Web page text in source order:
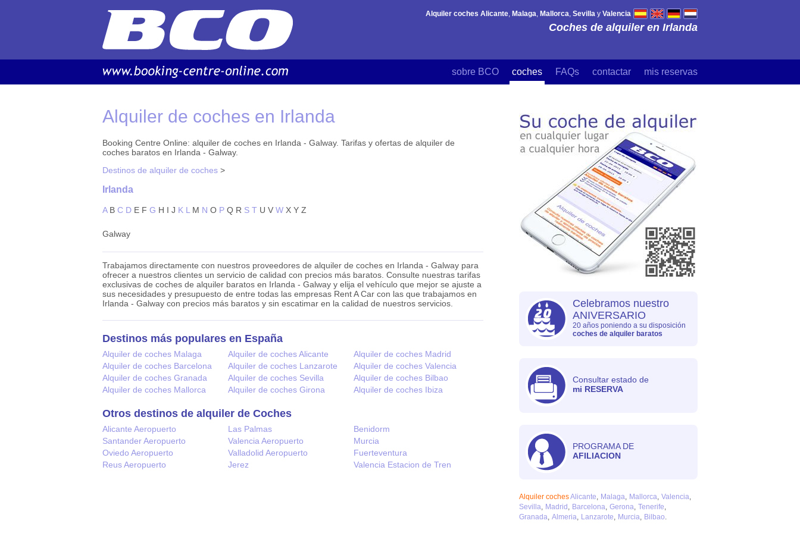
Alquiler de coches en Irlanda
Booking Centre Online: alquiler de coches en Irlanda - Galway. Tarifas y ofertas de alquiler de
coches baratos en Irlanda - Galway.
Destinos de alquiler de coches >
Irlanda
A B C D E F G H I J K L M N O P Q R S T U V W X Y Z
Galway
Trabajamos directamente con nuestros proveedores de alquiler de coches en Irlanda - Galway para
ofrecer a nuestros clientes un servicio de calidad con precios más baratos. Consulte nuestras tarifas
exclusivas de coches de alquiler baratos en Irlanda - Galway y elija el vehículo que mejor se ajuste a
sus necesidades y presupuesto de entre todas las empresas Rent A Car con las que trabajamos en
Irlanda - Galway con precios más baratos y sin escatimar en la calidad de nuestros servicios.
Destinos más populares en España
Alquiler de coches Malaga Alquiler de coches Alicante
Alquiler de coches Madrid
Alquiler de coches Barcelona
Alquiler de coches Lanzarote
Alquiler de coches Valencia
Alquiler de coches Granada
Alquiler de coches Sevilla
Alquiler de coches Bilbao
Alquiler de coches Mallorca
Alquiler de coches Girona Alquiler de coches Ibiza
Otros destinos de alquiler de Coches
Alicante Aeropuerto Las Palmas
Benidorm
Santander Aeropuerto
Valencia Aeropuerto
Murcia
Oviedo Aeropuerto
Valladolid Aeropuerto
Fuerteventura
Reus Aeropuerto
Jerez Valencia Estacion de Tren
Celebramos nuestro
ANIVERSARIO
20 años poniendo a su disposición
coches de alquiler baratos
Consultar estado de
mi RESERVA
PROGRAMA DE
AFILIACION
Alquiler cochesAlicante Malaga Mallorca Valencia
Sevilla
Madrid Barcelona Gerona Tenerife
Granada Almeria Lanzarote Murcia Bilbao
Coches de alquiler en Irlanda
Alquiler coches Alicante, Malaga, Mallorca, Sevilla y Valencia
sobre BCO coches FAQs contactar mis reservas